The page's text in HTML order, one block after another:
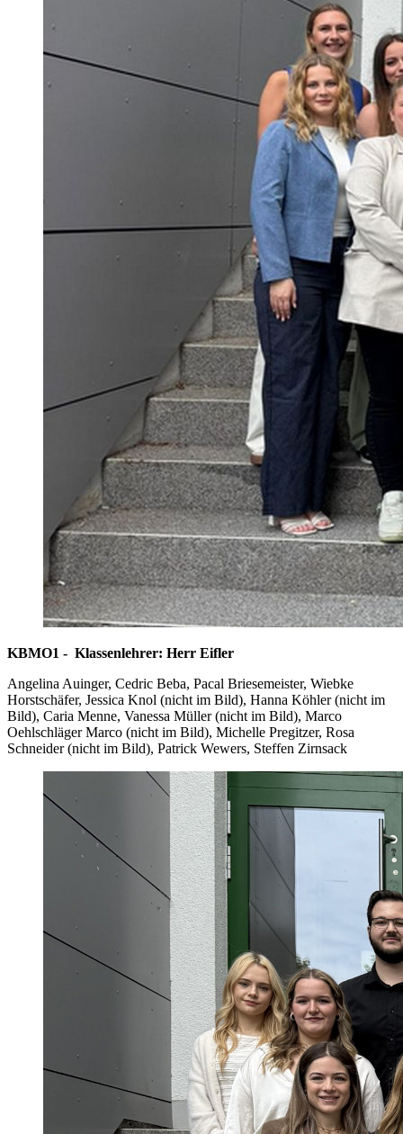
KBMO1 - Klassenlehrer: Herr Eifler
Angelina Auinger, Cedric Beba, Pacal Briesemeister, Wiebke
Horstschäfer, Jessica Knol (nicht im Bild), Hanna Köhler (nicht im
Bild), Caria Menne, Vanessa Müller (nicht im Bild), Marco
Oehlschläger Marco (nicht im Bild), Michelle Pregitzer, Rosa
Schneider (nicht im Bild), Patrick Wewers, Steffen Zirnsack